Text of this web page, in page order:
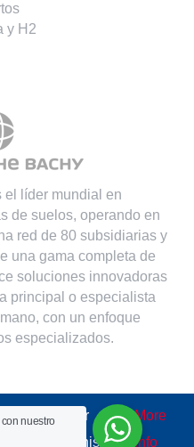
y H2
el líder mundial en
de suelos, operando en
red de 80 subsidiarias y
una gama completa de
soluciones innovadoras
principal o especialista
con un enfoque
especializados.
Soletanche Bachy
nuestro
improve your
ok with this.
More
info